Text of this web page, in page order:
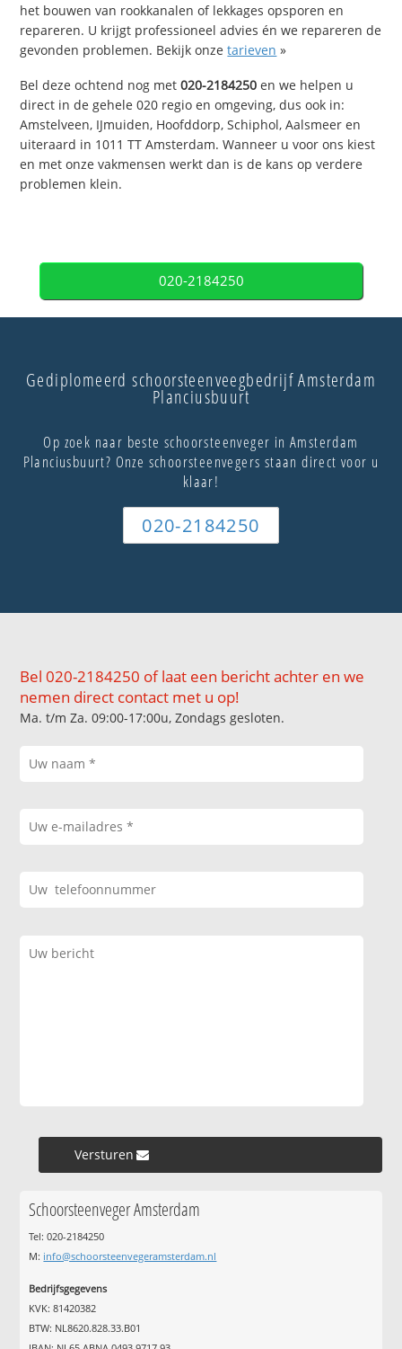
het bouwen van rookkanalen of lekkages opsporen en
repareren. U krijgt professioneel advies én we repareren de
gevonden problemen. Bekijk onzetarieven »
Bel deze ochtend nog met020-2184250 en we helpen u
direct in de gehele 020 regio en omgeving, dus ook in:
Amstelveen, IJmuiden, Hoofddorp, Schiphol, Aalsmeer en
uiteraard in 1011 TT Amsterdam. Wanneer u voor ons kiest
en met onze vakmensen werkt dan is de kans op verdere
problemen klein.
020-2184250
Gediplomeerd schoorsteenveegbedrijf Amsterdam
Planciusbuurt
Op zoek naar beste schoorsteenveger in Amsterdam
Planciusbuurt? Onze schoorsteenvegers staan direct voor u
klaar!
020-2184250
Bel 020-2184250 of laat een bericht achter en we
nemen direct contact met u op!
Ma. t/m Za. 09:00-17:00u, Zondags gesloten.
Versturen »
Schoorsteenveger Amsterdam
Tel: 020-2184250
M: info@schoorsteenvegeramsterdam.nl
Bedrijfsgegevens
KVK: 81420382
BTW: NL8620.828.33.B01